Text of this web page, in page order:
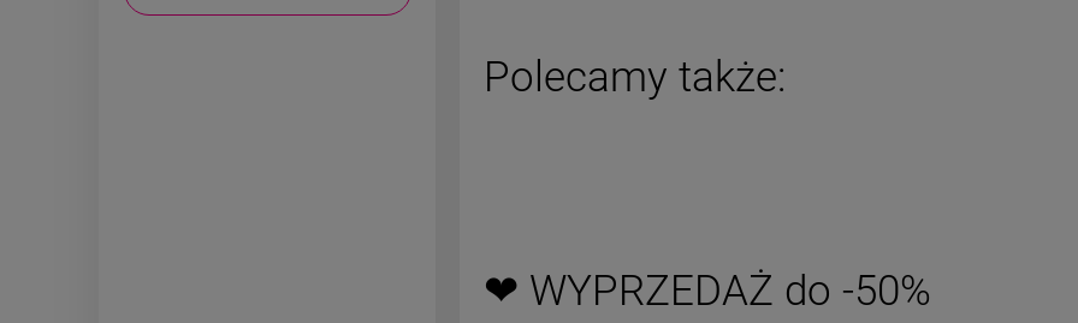
Polecamy także:
❤ WYPRZEDAŻ do -50%